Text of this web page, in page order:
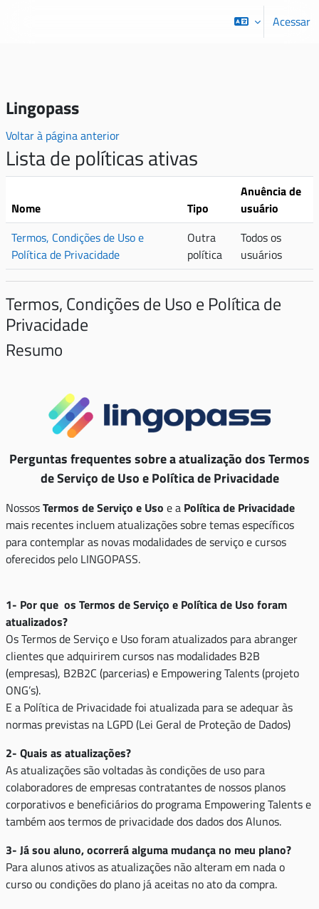
Acessar
Lingopass
Voltar à página anterior
Lista de políticas ativas
Nome Tipo
Anuência de
usuário
Termos, Condições de Uso e
Política de Privacidade
Outra
política
Todos os
usuários
Termos, Condições de Uso e Política de
Privacidade
Resumo
Perguntas frequentes sobre a atualização dos Termos
de Serviço de Uso e Política de Privacidade
NossosTermos de Serviço e Uso e a Política de Privacidade
mais recentes incluem atualizações sobre temas específicos
para contemplar as novas modalidades de serviço e cursos
oferecidos pelo LINGOPASS.
1- Por que os Termos de Serviço e Política de Uso foram
atualizados?
Os Termos de Serviço e Uso foram atualizados para abranger
clientes que adquirirem cursos nas modalidades B2B
(empresas), B2B2C (parcerias) e Empowering Talents (projeto
ONG’s).
E a Política de Privacidade foi atualizada para se adequar às
normas previstas na LGPD (Lei Geral de Proteção de Dados)
2- Quais as atualizações?
As atualizações são voltadas às condições de uso para
colaboradores de empresas contratantes de nossos planos
corporativos e beneficiários do programa Empowering Talents e
também aos termos de privacidade dos dados dos Alunos.
3- Já sou aluno, ocorrerá alguma mudança no meu plano?
Para alunos ativos as atualizações não alteram em nada o
curso ou condições do plano já aceitas no ato da compra.